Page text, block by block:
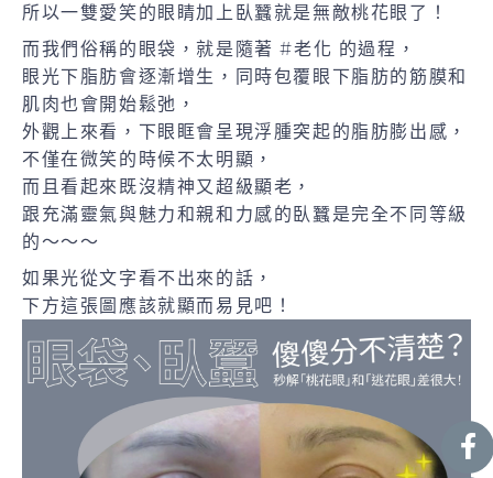
所以一雙愛笑的眼睛加上臥蠶就是無敵桃花眼了！
而我們俗稱的眼袋，就是隨著 #老化 的過程，
眼光下脂肪會逐漸增生，同時包覆眼下脂肪的筋膜和
肌肉也會開始鬆弛，
外觀上來看，下眼眶會呈現浮腫突起的脂肪膨出感，
不僅在微笑的時候不太明顯，
而且看起來既沒精神又超級顯老，
跟充滿靈氣與魅力和親和力感的臥蠶是完全不同等級
的～～～
如果光從文字看不出來的話，
下方這張圖應該就顯而易見吧！